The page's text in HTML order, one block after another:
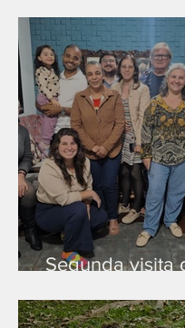
Segunda visita